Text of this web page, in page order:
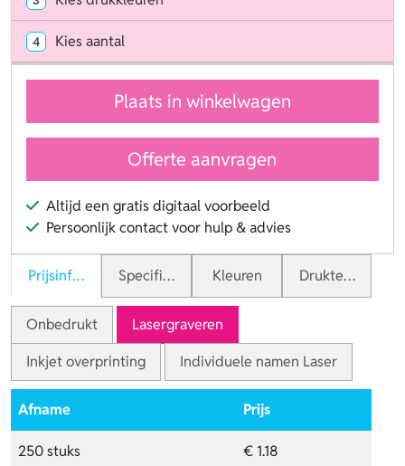
4 Kies aantal
Plaats in winkelwagen
Offerte aanvragen
Altijd een gratis digitaal voorbeeld
Persoonlijk contact voor hulp & advies
PrijsinformatieSpecificaties Kleuren Druktechnieken
Onbedrukt
Lasergraveren
Inkjet overprinting
Individuele namen Laser
Afname Prijs
250 stuks € 1.18